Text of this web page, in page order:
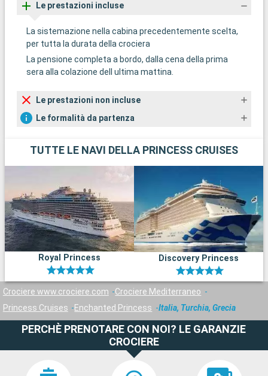
Le prestazioni incluse
La sistemazione nella cabina precedentemente scelta,
per tutta la durata della crociera
La pensione completa a bordo, dalla cena della prima
sera alla colazione dell ultima mattina.
Le prestazioni non incluse
Le formalità da partenza
TUTTE LE NAVI DELLA PRINCESS CRUISES
Royal Princess Discovery Princess
Crociere www.crociere.com
Crociere Mediterraneo
Princess Cruises
Enchanted Princess Italia, Turchia, Grecia
PERCHÈ PRENOTARE CON NOI? LE GARANZIE
CROCIERE